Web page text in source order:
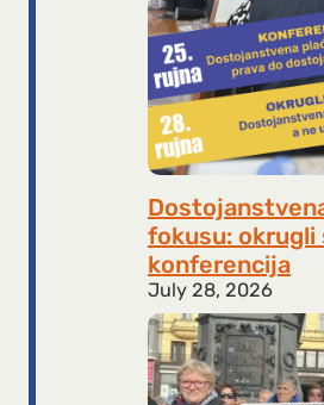
fokusu: okrugli
konferencija
July 28, 2026